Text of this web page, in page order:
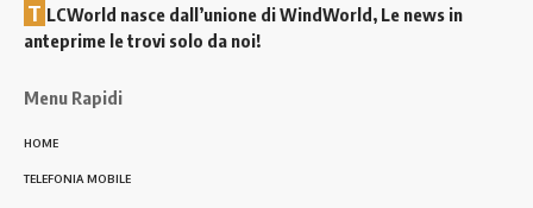
T LCWorld nasce dall’unione di WindWorld, Le news in
anteprime le trovi solo da noi!
Menu Rapidi
HOME
TELEFONIA MOBILE